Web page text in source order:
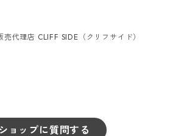
ショップに質問する
代理店 CLIFF SIDE（クリフサイド）